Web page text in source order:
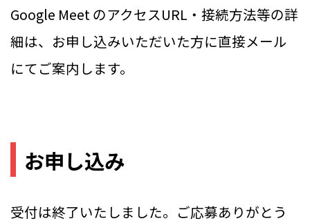
Google Meet のアクセスURL・接続方法等の詳
細は、お申し込みいただいた方に直接メール
にてご案内します。
お申し込み
受付は終了いたしました。ご応募ありがとう